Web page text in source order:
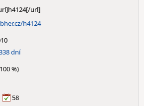
h4124
dní
%)
58